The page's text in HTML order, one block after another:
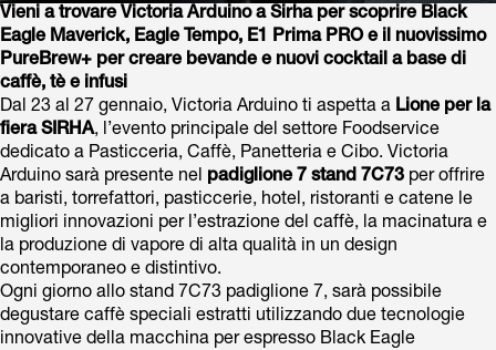
Vieni a trovare Victoria Arduino a Sirha per scoprire Black
Eagle Maverick, Eagle Tempo, E1 Prima PRO e il nuovissimo
PureBrew+ per creare bevande e nuovi cocktail a base di
caffè, tè e infusi
Dal 23 al 27 gennaio, Victoria Arduino ti aspetta a Lione per la
fiera SIRHA, l’evento principale del settore Foodservice
dedicato a Pasticceria, Caffè, Panetteria e Cibo. Victoria
Arduino sarà presente nel padiglione 7 stand 7C73 per offrire
a baristi, torrefattori, pasticcerie, hotel, ristoranti e catene le
migliori innovazioni per l’estrazione del caffè, la macinatura e
la produzione di vapore di alta qualità in un design
contemporaneo e distintivo.
Ogni giorno allo stand 7C73 padiglione 7, sarà possibile
degustare caffè speciali estratti utilizzando due tecnologie
innovative della macchina per espresso Black Eagle